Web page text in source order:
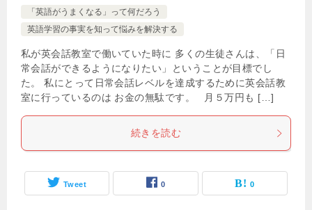
「英語がうまくなる」って何だろう
英語学習の事実を知って悩みを解決する
私が英会話教室で働いていた時に 多くの生徒さんは、「日
常会話ができるようになりたい」ということが目標でし
た。 私にとって日常会話レベルを達成するために英会話教
室に行っているのは お金の無駄です。 月５万円も […]
続きを読む
Tweet 0 0